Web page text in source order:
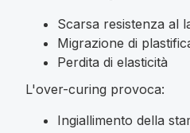
Scarsa resistenza al
Migrazione di
Perdita di elasticità
L'over-curing provoca:
Ingiallimento della